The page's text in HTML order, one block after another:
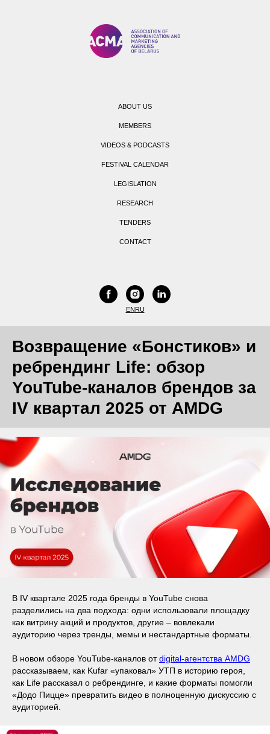
ABOUT US
MEMBERS
VIDEOS & PODCASTS
FESTIVAL CALENDAR
LEGISLATION
RESEARCH
TENDERS
CONTACT
ENRU
Возвращение «Бонстиков» и
ребрендинг Life: обзор
YouTube-каналов брендов за
IV квартал 2025 от AMDG
В IV квартале 2025 года бренды в YouTube снова
разделились на два подхода: одни использовали площадку
как витрину акций и продуктов, другие – вовлекали
аудиторию через тренды, мемы и нестандартные форматы.
В новом обзоре YouTube-каналов отdigital-агентства AMDG
рассказываем, как Kufar «упаковал» УТП в историю героя,
как Life рассказал о ребрендинге, и какие форматы помогли
«Додо Пицце» превратить видео в полноценную дискуссию с
аудиторией.